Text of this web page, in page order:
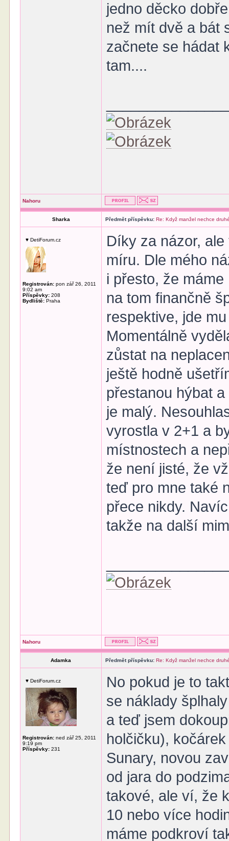
jedno děcko
než mít dvě a bát
začnete se hádat
tam....
Nahoru
Sharka Předmět příspěvku: Re: Když manžel nechce
♥ DetiForum.cz
Registrován: pon zář 26, 2011
9:02 am
Příspěvky: 208
Bydliště: Praha
Díky za názor,
míru. Dle mého
i přesto, že
na tom finančně
respektive, jde
Momentálně
zůstat na
ještě hodně
přestanou hýbat
je malý.
vyrostla v 2+1 a
místnostech a
že není jisté, že
teď pro mne také
přece nikdy.
takže na další
Nahoru
Adamka Předmět příspěvku: Re: Když manžel nechce
♥ DetiForum.cz
Registrován: ned zář 25, 2011
9:19 pm
Příspěvky: 231
No pokud je to
se náklady
a teď jsem
holčičku),
Sunary, novou
od jara do
takové, ale ví, že
10 nebo více
máme podkroví